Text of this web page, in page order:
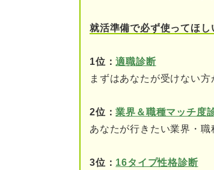
化粧品会社出身
営業職
開発・研究
販売職
就活準備で必ず使ってほし
1位：適職診断
まずはあなたが受けない
2位：業界＆職種マッチ度
あなたが行きたい業界・
3位： 16タイプ性格診断